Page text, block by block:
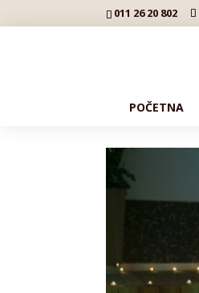
011 26 20 802
POČETNA